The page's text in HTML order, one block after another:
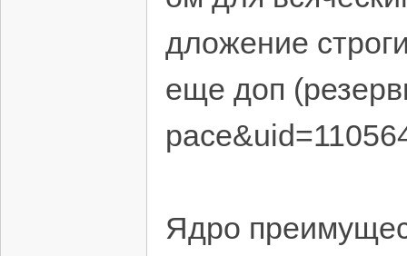
дложение
еще доп
Ядро